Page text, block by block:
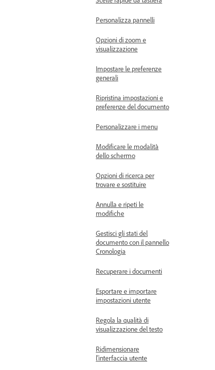
Personalizza pannelli
Opzioni di zoom e
visualizzazione
Impostare le preferenze
generali
Ripristina impostazioni e
preferenze del documento
Personalizzare i menu
Modificare le modalità
dello schermo
Opzioni di ricerca per
trovare e sostituire
Annulla e ripeti le
modifiche
Gestisci gli stati del
documento con il pannello
Cronologia
Recuperare i documenti
Esportare e importare
impostazioni utente
Regola la qualità di
visualizzazione del testo
Ridimensionare
l'interfaccia utente